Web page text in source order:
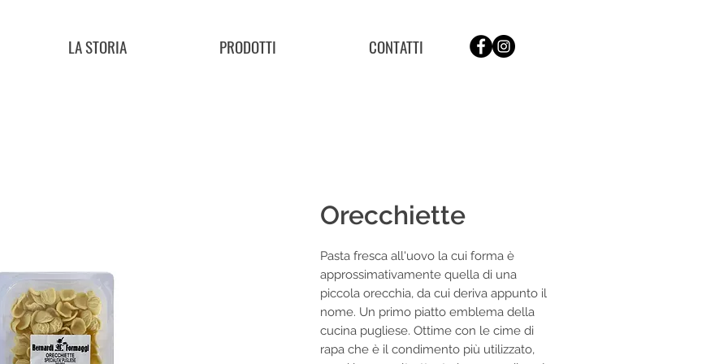
LA STORIA PRODOTTI CONTATTI
Orecchiette
Pasta fresca all'uovo la cui forma è
approssimativamente quella di una
piccola orecchia, da cui deriva appunto il
nome. Un primo piatto emblema della
cucina pugliese. Ottime con le cime di
rapa che è il condimento più utilizzato,